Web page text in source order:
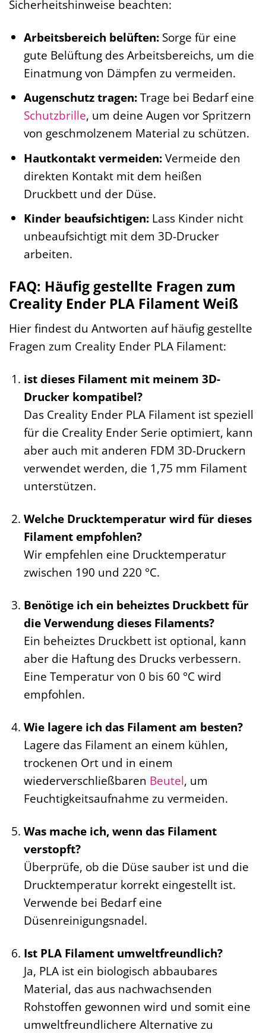
Sicherheitshinweise beachten:
Arbeitsbereich belüften:Sorge für eine
gute Belüftung des Arbeitsbereichs, um die
Einatmung von Dämpfen zu vermeiden.
Augenschutz tragen:Trage bei Bedarf eine
Schutzbrille, um deine Augen vor Spritzern
von geschmolzenem Material zu schützen.
Hautkontakt vermeiden:Vermeide den
direkten Kontakt mit dem heißen
Druckbett und der Düse.
Kinder beaufsichtigen:Lass Kinder nicht
unbeaufsichtigt mit dem 3D-Drucker
arbeiten.
FAQ: Häufig gestellte Fragen zum
Creality Ender PLA Filament Weiß
Hier findest du Antworten auf häufig gestellte
Fragen zum Creality Ender PLA Filament:
ist dieses Filament mit meinem 3D-
Drucker kompatibel?
Das Creality Ender PLA Filament ist speziell
für die Creality Ender Serie optimiert, kann
aber auch mit anderen FDM 3D-Druckern
verwendet werden, die 1,75 mm Filament
unterstützen.
Welche Drucktemperatur wird für dieses
Filament empfohlen?
Wir empfehlen eine Drucktemperatur
zwischen 190 und 220 °C.
Benötige ich ein beheiztes Druckbett für
die Verwendung dieses Filaments?
Ein beheiztes Druckbett ist optional, kann
aber die Haftung des Drucks verbessern.
Eine Temperatur von 0 bis 60 °C wird
empfohlen.
Wie lagere ich das Filament am besten?
Lagere das Filament an einem kühlen,
trockenen Ort und in einem
wiederverschließbaren Beutel, um
Feuchtigkeitsaufnahme zu vermeiden.
Was mache ich, wenn das Filament
verstopft?
Überprüfe, ob die Düse sauber ist und die
Drucktemperatur korrekt eingestellt ist.
Verwende bei Bedarf eine
Düsenreinigungsnadel.
Ist PLA Filament umweltfreundlich?
Ja, PLA ist ein biologisch abbaubares
Material, das aus nachwachsenden
Rohstoffen gewonnen wird und somit eine
umweltfreundlichere Alternative zu